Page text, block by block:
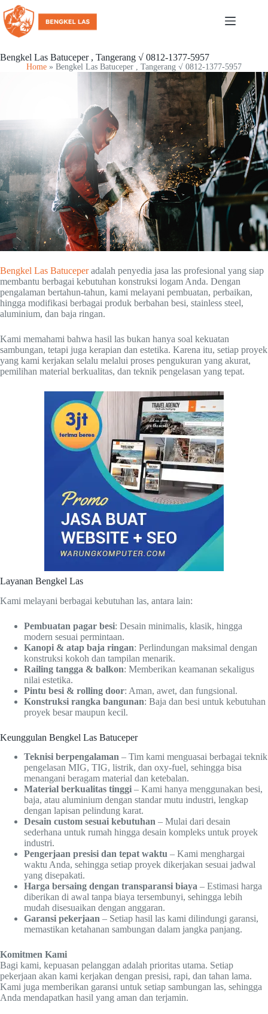
Bengkel Las Batuceper , Tangerang √ 0812-1377-5957
Home » Bengkel Las Batuceper , Tangerang √ 0812-1377-5957
Bengkel Las Batuceperadalah penyedia jasa las profesional yang siap
membantu berbagai kebutuhan konstruksi logam Anda. Dengan
pengalaman bertahun-tahun, kami melayani pembuatan, perbaikan,
hingga modifikasi berbagai produk berbahan besi, stainless steel,
aluminium, dan baja ringan.
Kami memahami bahwa hasil las bukan hanya soal kekuatan
sambungan, tetapi juga kerapian dan estetika. Karena itu, setiap proyek
yang kami kerjakan selalu melalui proses pengukuran yang akurat,
pemilihan material berkualitas, dan teknik pengelasan yang tepat.
Layanan Bengkel Las
Kami melayani berbagai kebutuhan las, antara lain:
Pembuatan pagar besi: Desain minimalis, klasik, hingga
modern sesuai permintaan.
Kanopi & atap baja ringan: Perlindungan maksimal dengan
konstruksi kokoh dan tampilan menarik.
Railing tangga & balkon: Memberikan keamanan sekaligus
nilai estetika.
Pintu besi & rolling door: Aman, awet, dan fungsional.
Konstruksi rangka bangunan: Baja dan besi untuk kebutuhan
proyek besar maupun kecil.
Keunggulan Bengkel Las Batuceper
Teknisi berpengalaman – Tim kami menguasai berbagai teknik
pengelasan MIG, TIG, listrik, dan oxy-fuel, sehingga bisa
menangani beragam material dan ketebalan.
Material berkualitas tinggi – Kami hanya menggunakan besi,
baja, atau aluminium dengan standar mutu industri, lengkap
dengan lapisan pelindung karat.
Desain custom sesuai kebutuhan – Mulai dari desain
sederhana untuk rumah hingga desain kompleks untuk proyek
industri.
Pengerjaan presisi dan tepat waktu – Kami menghargai
waktu Anda, sehingga setiap proyek dikerjakan sesuai jadwal
yang disepakati.
Harga bersaing dengan transparansi biaya – Estimasi harga
diberikan di awal tanpa biaya tersembunyi, sehingga lebih
mudah disesuaikan dengan anggaran.
Garansi pekerjaan – Setiap hasil las kami dilindungi garansi,
memastikan ketahanan sambungan dalam jangka panjang.
Komitmen Kami
Bagi kami, kepuasan pelanggan adalah prioritas utama. Setiap
pekerjaan akan kami kerjakan dengan presisi, rapi, dan tahan lama.
Kami juga memberikan garansi untuk setiap sambungan las, sehingga
Anda mendapatkan hasil yang aman dan terjamin.